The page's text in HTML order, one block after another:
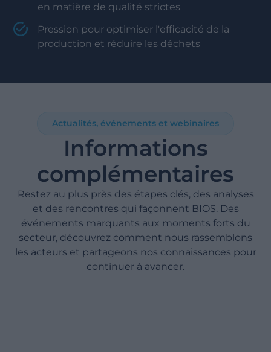
en matière de qualité strictes
Pression pour optimiser l'efficacité de la
production et réduire les déchets
Actualités, événements et webinaires
Informations
complémentaires
Restez au plus près des étapes clés, des analyses
et des rencontres qui façonnent BIOS. Des
événements marquants aux moments forts du
secteur, découvrez comment nous rassemblons
les acteurs et partageons nos connaissances pour
continuer à avancer.